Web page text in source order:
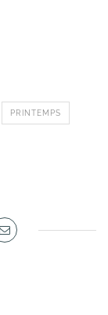
PRINTEMPS